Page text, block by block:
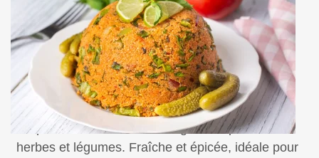
Préparez une salade de boulgour turque aux
herbes et légumes. Fraîche et épicée, idéale pour